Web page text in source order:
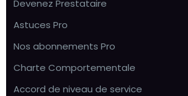
Devenez Prestataire
Astuces Pro
Nos abonnements Pro
Charte Comportementale
Accord de niveau de service